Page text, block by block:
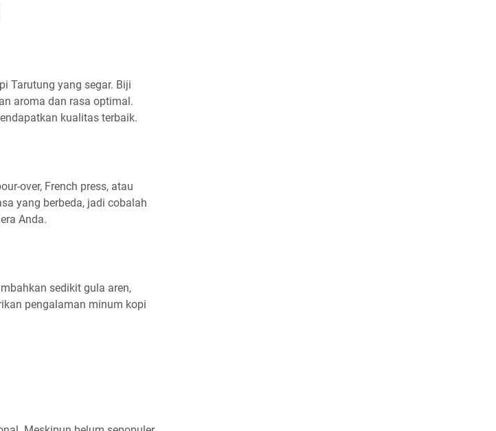
Tarutung yang segar. Biji
aroma dan rasa optimal.
kualitas terbaik.
over, French press, atau
yang berbeda, jadi cobalah
Anda.
sedikit gula aren,
pengalaman minum kopi